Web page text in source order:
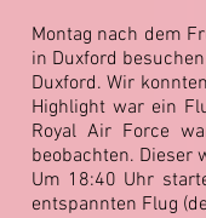
Montag nach dem
in Duxford
Duxford. Wir
Highlight war ein
Royal Air Force
beobachten. Dieser
Um 18:40 Uhr
entspannten Flug